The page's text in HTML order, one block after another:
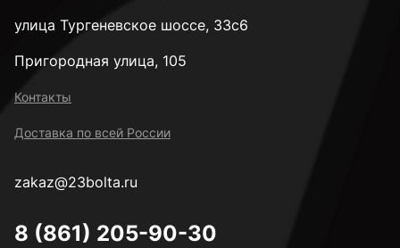
улица Тургеневское шоссе, 33с6
Пригородная улица, 105
Контакты
Доставка по всей России
zakaz@23bolta.ru
8 (861) 205-90-30